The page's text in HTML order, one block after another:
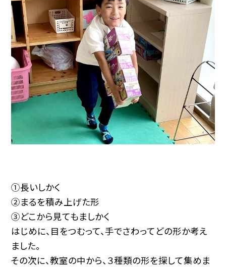
①長いしかく
②まるを積み上げた形
③どこから見てもましかく
はじめに、目をつむって、手でさわってどの形か考え
ました。
その次に、教室の中から、３種類の形を探して集めま